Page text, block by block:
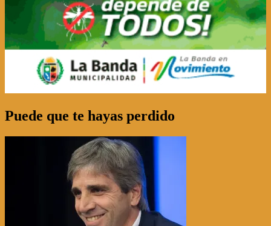
Puede que te hayas perdido